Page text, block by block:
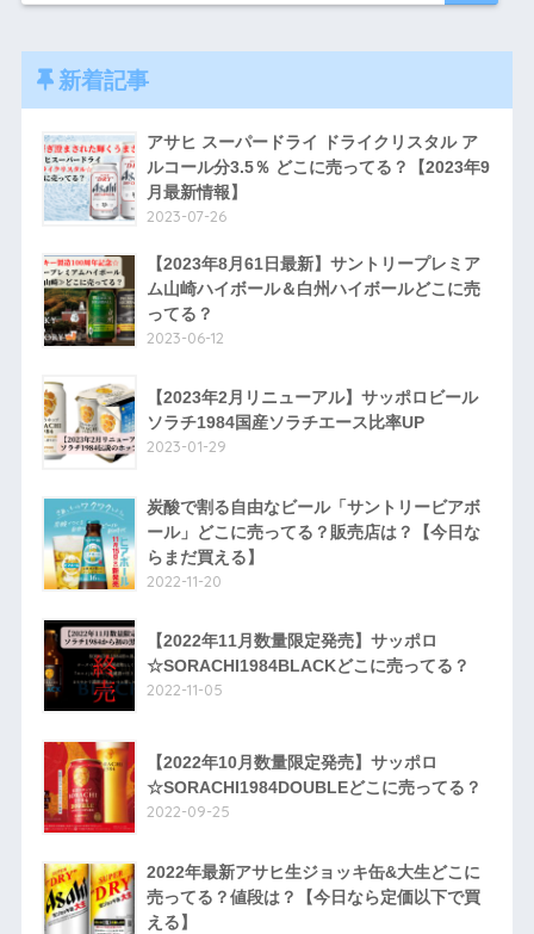
新着記事
アサヒ スーパードライ ドライクリスタル ア
ルコール分3.5％ どこに売ってる？【2023年9
月最新情報】
2023-07-26
【2023年8月61日最新】サントリープレミア
ム山崎ハイボール＆白州ハイボールどこに売
ってる？
2023-06-12
【2023年2月リニューアル】サッポロビール
ソラチ1984国産ソラチエース比率UP
2023-01-29
炭酸で割る自由なビール「サントリービアボ
ール」どこに売ってる？販売店は？【今日な
らまだ買える】
2022-11-20
【2022年11月数量限定発売】サッポロ
☆SORACHI1984BLACKどこに売ってる？
2022-11-05
【2022年10月数量限定発売】サッポロ
☆SORACHI1984DOUBLEどこに売ってる？
2022-09-25
2022年最新アサヒ生ジョッキ缶&大生どこに
売ってる？値段は？【今日なら定価以下で買
える】